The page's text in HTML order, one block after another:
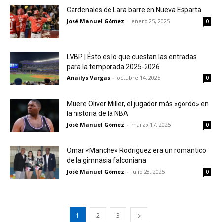
Cardenales de Lara barre en Nueva Esparta
José Manuel Gómez - enero 25, 2025 0
LVBP | Ésto es lo que cuestan las entradas
para la temporada 2025-2026
Anailys Vargas - octubre 14, 2025 0
Muere Oliver Miller, el jugador más «gordo» en
la historia de la NBA
José Manuel Gómez - marzo 17, 2025 0
Omar «Manche» Rodríguez era un romántico
de la gimnasia falconiana
José Manuel Gómez - julio 28, 2025 0
1 2 3